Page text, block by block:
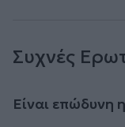
Συχνές
Είναι επώδυνη